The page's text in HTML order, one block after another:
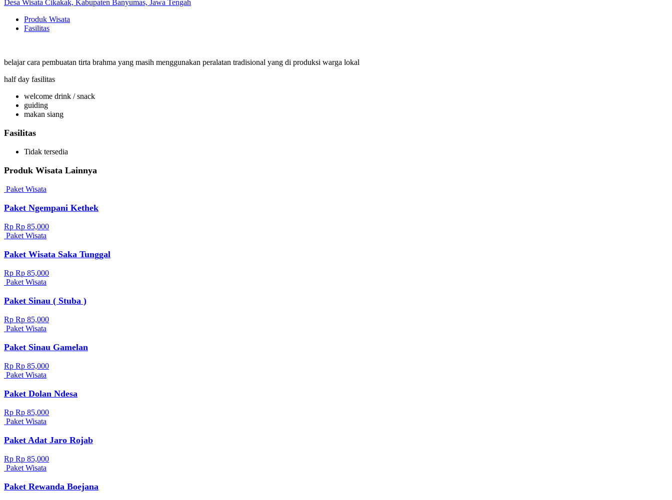
Desa Wisata Cikakak, Kabupaten Banyumas, Jawa Tengah
Produk Wisata
Fasilitas
belajar cara pembuatan tirta brahma yang masih menggunakan peralatan tradisional yang di produksi warga lokal
half day fasilitas
welcome drink / snack
guiding
makan siang
Fasilitas
Tidak tersedia
Produk Wisata Lainnya
Paket Wisata
Paket Ngempani Kethek
Rp Rp 85,000
Paket Wisata
Paket Wisata Saka Tunggal
Rp Rp 85,000
Paket Wisata
Paket Sinau ( Stuba )
Rp Rp 85,000
Paket Wisata
Paket Sinau Gamelan
Rp Rp 85,000
Paket Wisata
Paket Dolan Ndesa
Rp Rp 85,000
Paket Wisata
Paket Adat Jaro Rojab
Rp Rp 85,000
Paket Wisata
Paket Rewanda Boejana